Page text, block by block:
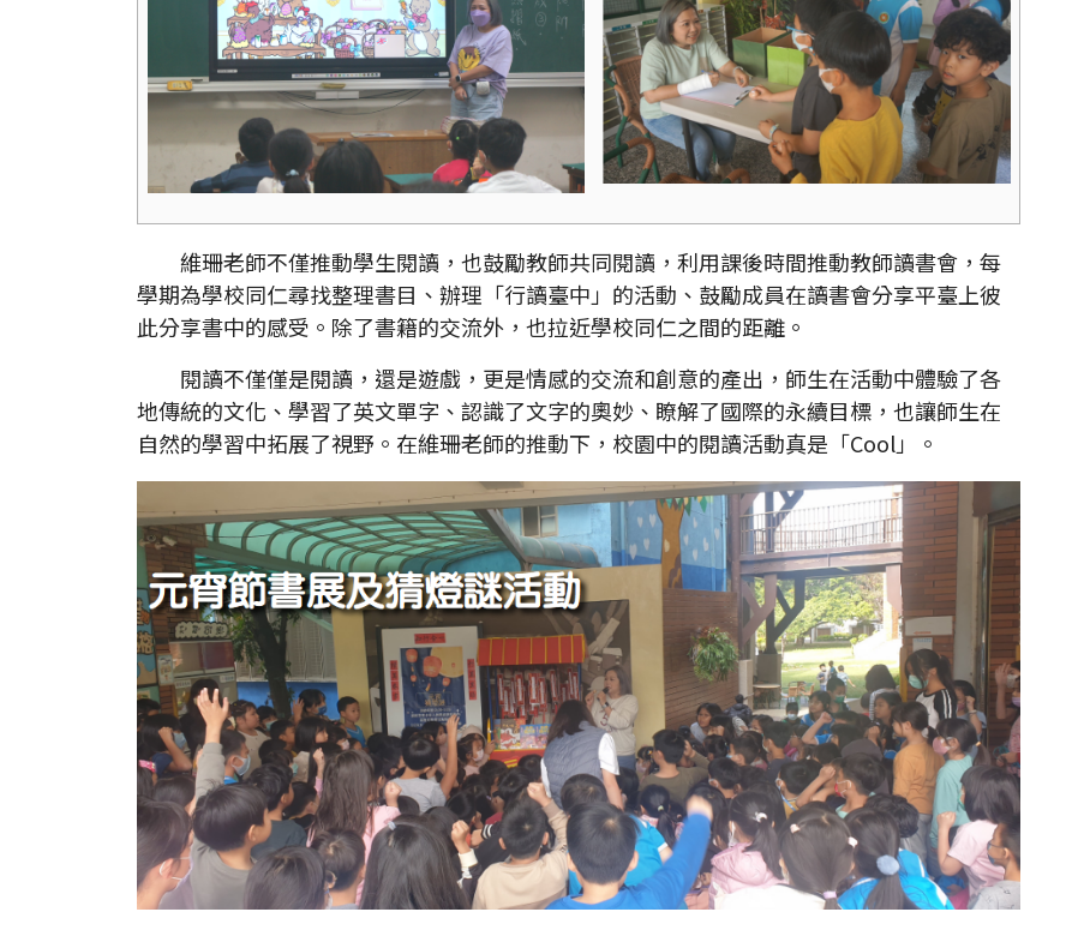
維珊老師不僅推動學生閱讀，也鼓勵教師共同閱讀，利用課後時間推動教師讀書會，每
學期為學校同仁尋找整理書目、辦理「行讀臺中」的活動、鼓勵成員在讀書會分享平臺上彼
此分享書中的感受。除了書籍的交流外，也拉近學校同仁之間的距離。
閱讀不僅僅是閱讀，還是遊戲，更是情感的交流和創意的產出，師生在活動中體驗了各
地傳統的文化、學習了英文單字、認識了文字的奧妙、瞭解了國際的永續目標，也讓師生在
自然的學習中拓展了視野。在維珊老師的推動下，校園中的閱讀活動真是「Cool」。